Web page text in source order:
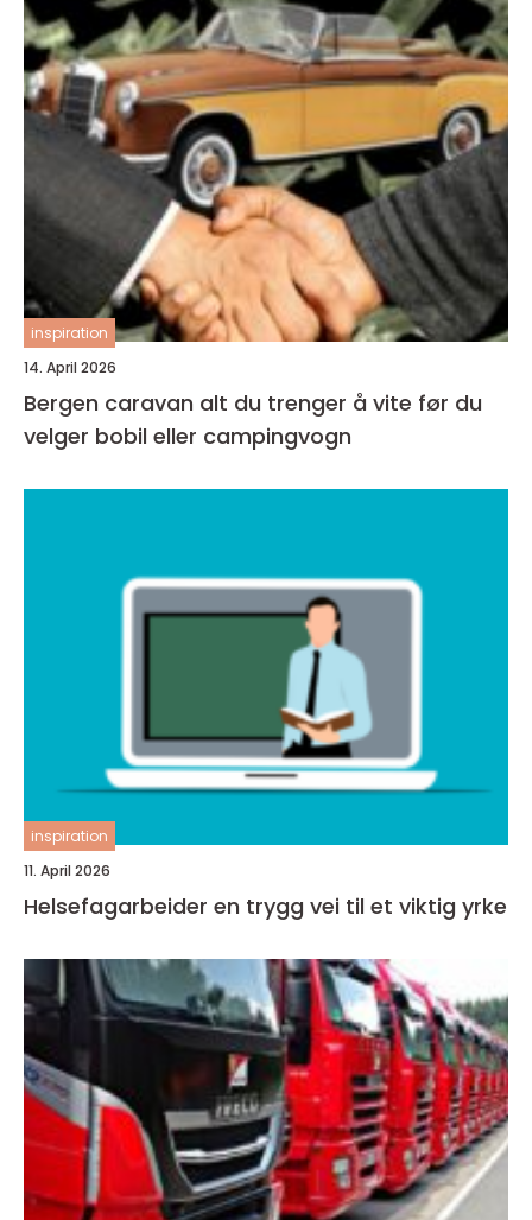
inspiration
14. April 2026
Bergen caravan alt du trenger å vite før du
velger bobil eller campingvogn
inspiration
11. April 2026
Helsefagarbeider en trygg vei til et viktig yrke